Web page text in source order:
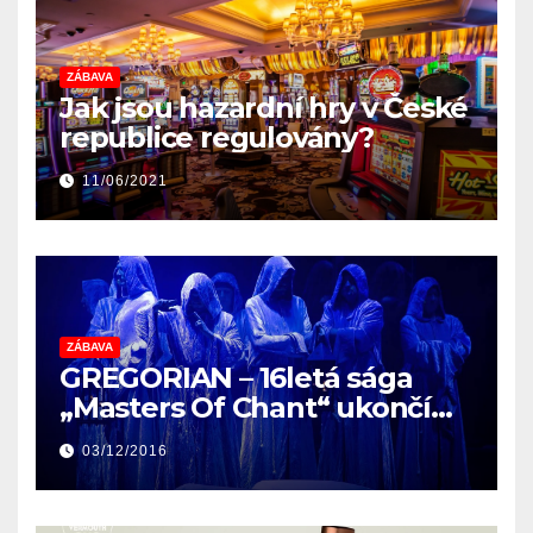
ZÁBAVA
Jak jsou hazardní hry v České
republice regulovány?
11/06/2021
ZÁBAVA
GREGORIAN – 16letá sága
„Masters Of Chant“ ukončí
své poslední evropské turné
THE FINAL CHAPTER v České
republice
03/12/2016